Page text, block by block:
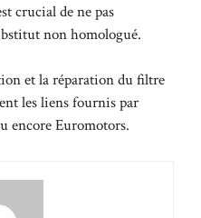
crucial de ne pas
non homologué.
et la réparation du filtre
les liens fournis par
encoreEuromotors.